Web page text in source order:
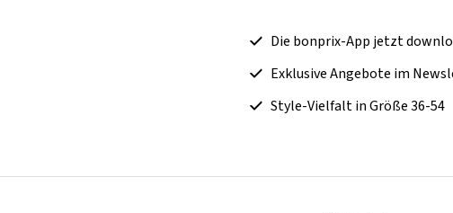
Die bonprix-App jetzt
Exklusive Angebote im
Style-Vielfalt in Größe 36-54